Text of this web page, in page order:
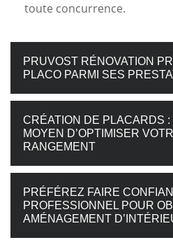
toute concurrence.
PRUVOST RÉNOVATION
PLACO PARMI SES
CRÉATION DE PLACARDS
MOYEN D’OPTIMISER
RANGEMENT
PRÉFÉREZ FAIRE
PROFESSIONNEL POUR
AMÉNAGEMENT